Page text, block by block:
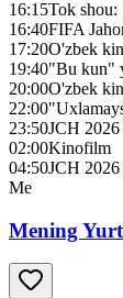
16:15Tok
16:40FIFA
17:20O'zbek
19:40"Bu kun"
20:00O'zbek
22:00
23:50JCH
02:00Kinofilm
04:50JCH
Me
Mening